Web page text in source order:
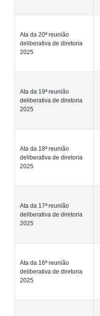
Ata da 20ª reunião
deliberativa de diretoria
2025
Ata da 19ª reunião
deliberativa de diretoria
2025
Ata da 18ª reunião
deliberativa de diretoria
2025
Ata da 17ª reunião
deliberativa de diretoria
2025
Ata da 16ª reunião
deliberativa de diretoria
2025